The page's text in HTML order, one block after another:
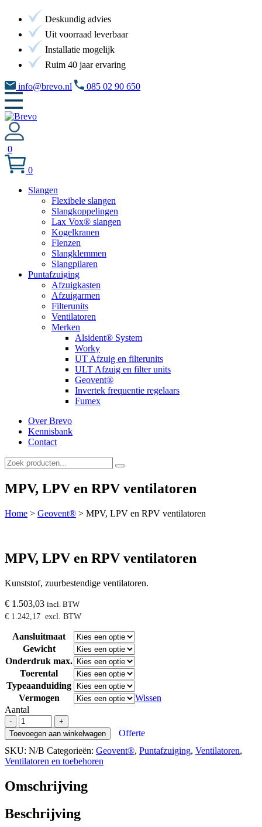
Deskundig advies
Uit voorraad leverbaar
Installatie mogelijk
Ruim 40 jaar ervaring
info@brevo.nl 085 02 90 650
0
0
Slangen
Flexibele slangen
Slangkoppelingen
Lax Vox® slangen
Kogelkranen
Flenzen
Slangklemmen
Slangpilaren
Puntafzuiging
Afzuigkasten
Afzuigarmen
Filterunits
Ventilatoren
Merken
Alsident® System
Worky
UT Afzuig en filterunits
ULT Afzuig en filter units
Geovent®
Invertek frequentie regelaars
Fumex
Over Brevo
Kennisbank
Contact
MPV, LPV en RPV ventilatoren
Home > Geovent® > MPV, LPV en RPV ventilatoren
MPV, LPV en RPV ventilatoren
Kunststof, zuurbestendige ventilatoren.
€ 1.503,03 incl. BTW
€ 1.242,17 excl. BTW
Aansluitmaat
Gewicht
Onderdruk max.
Toerental
Typeaanduiding
Vermogen
Wissen
Aantal
-
MPV,
LPV
en
RPV
ventilatoren
+
Toevoegen aan winkelwagen
Offerte
SKU: N/B Categorieën: Geovent®, Puntafzuiging, Ventilatoren,
Ventilatoren en toebehoren
Omschrijving
Beschrijving